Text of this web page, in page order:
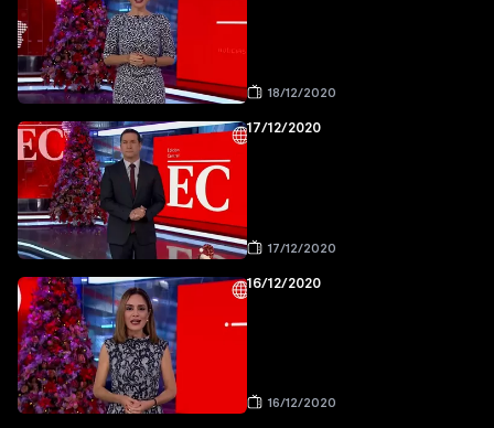
18/12/2020
17/12/2020
17/12/2020
16/12/2020
16/12/2020